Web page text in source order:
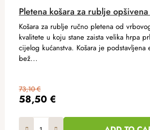
Pletena košara za rublje
58,50 €
73,10 €
Košara za rublje ručno pletena od
kvalitete u koju stane zaista velika hrpa
cijelog kućanstva. Košara je podstavljena
bež...